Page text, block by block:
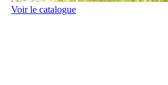
Voir le catalogue